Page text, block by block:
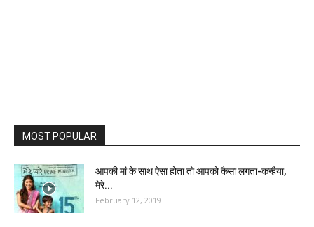
MOST POPULAR
आपकी मां के साथ ऐसा होता तो आपको कैसा लगता-कन्हैया,
मेरे...
February 12, 2019